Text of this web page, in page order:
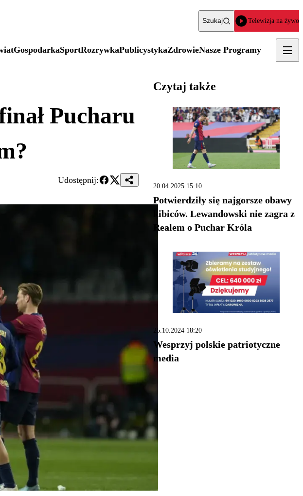
Szukaj Telewizja na żywo
GospodarkaSportRozrywkaPublicystykaZdrowieNasze Programy
Pucharu
Udostępnij:
Czytaj także
20.04.2025 15:10
Potwierdziły się najgorsze obawy
kibiców. Lewandowski nie zagra z
Realem o Puchar Króla
25.10.2024 18:20
Wesprzyj polskie patriotyczne
media